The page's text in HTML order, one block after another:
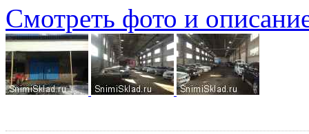
Смотреть фото и